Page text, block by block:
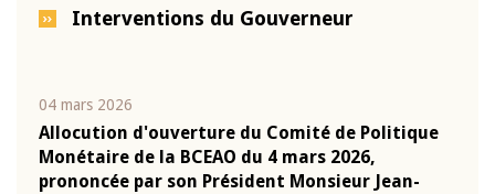
Interventions du Gouverneur
04 mars 2026
Allocution d'ouverture du Comité de Politique
Monétaire de la BCEAO du 4 mars 2026,
prononcée par son Président Monsieur Jean-